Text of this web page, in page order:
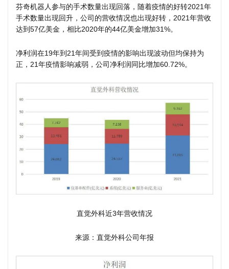
芬奇机器人参与的手术数量出现回落，随着疫情的好转2021年
手术数量出现回升，公司的营收情况也出现好转，2021年营收
达到57亿美金，相比2020年的44亿美金增加31%。
净利润在19年到21年间受到疫情的影响出现波动但均保持为
正，21年疫情影响减弱，公司净利润同比增加60.72%。
直觉外科近3年营收情况
来源：直觉外科公司年报